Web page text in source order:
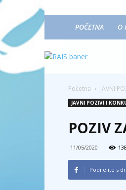
POČETNA O
Početna JAVNI
JAVNI POZIVI I
POZIV
11/05/2020
Podijelite s